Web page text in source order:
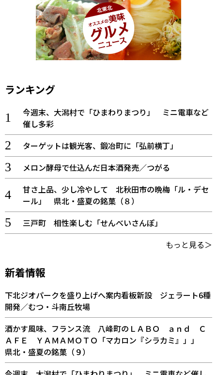
ランキング
今週末、大潟村で「ひまわりまつり」 ミニ電車など
催し多彩
ターゲットは観光客、鍛冶町に「弘前横丁」
メロン酵母で仕込んだ日本酒発売／つがる
甘さ上品、少し冷やして 北秋田市の晩梅「ル・デセ
ール」 県北・盛夏の銘菓（８）
三戸町 相性楽しむ「せんべいさんぽ」
もっと見る＞
新着情報
下北ジオパークを盛り上げへ案内看板新設 ジェラート6種
開発／むつ・斗南丘牧場
酒かす風味、フランス流 八峰町のＬＡＢＯ ａｎｄ Ｃ
ＡＦＥ ＹＡＭＡＭＯＴＯ「マカロン『シラカミ』」」
県北・盛夏の銘菓（９）